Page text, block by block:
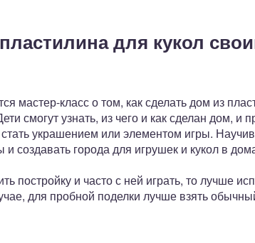
для кукол
мастер-класс о том, как сделать дом из
смогут узнать, из чего и как сделан дом, и
украшением или элементом игры.
создавать города для игрушек и кукол в
постройку и часто с ней играть, то лучше
для пробной поделки лучше взять